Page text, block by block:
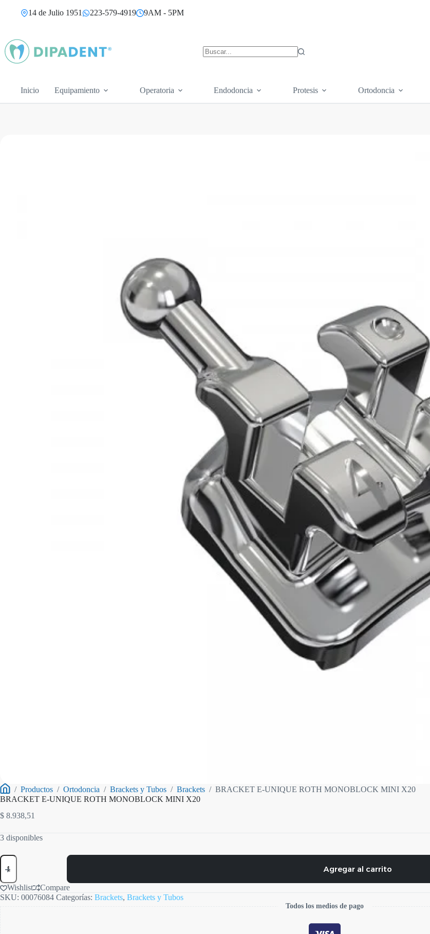
14 de Julio 1951 223-579-4919 9AM - 5PM
Inicio Equipamiento Operatoria Endodoncia Protesis Ortodoncia
Inicio
/ Productos / Ortodoncia / Brackets y Tubos / Brackets / BRACKET E-UNIQUE ROTH MONOBLOCK MINI X20
BRACKET E-UNIQUE ROTH MONOBLOCK MINI X20
$ 8.938,51
3 disponibles
BRACKET
E-
ROTH
MONOBLOCK
MINI
Agregar al carrito
Wishlist
Compare
SKU: 00076084 Categorías: Brackets, Brackets y Tubos
Todos los medios de pago